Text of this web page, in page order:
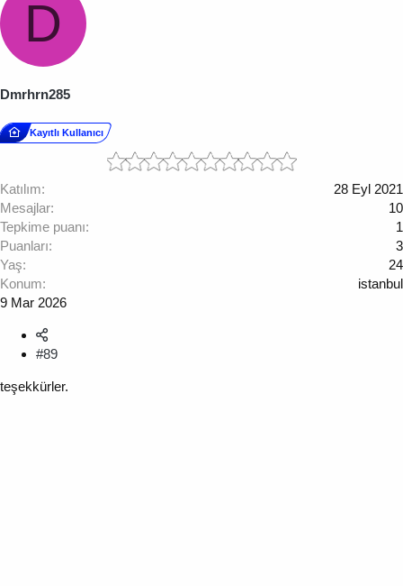
D
Dmrhrn285
Kayıtlı Kullanıcı
Katılım
28 Eyl 2021
Mesajlar
10
Tepkime puanı
1
Puanları
3
Yaş
24
Konum
istanbul
9 Mar 2026
#89
teşekkürler.